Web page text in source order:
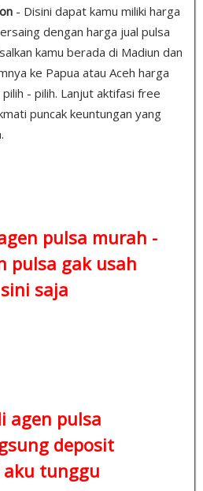
- Disini dapat kamu miliki harga
dengan harga jual pulsa
kamu berada di Madiun dan
ke Papua atau Aceh harga
- pilih. Lanjut aktifasi free
puncak keuntungan yang
pulsa murah -
pulsa gak usah
saja
agen pulsa
deposit
tunggu